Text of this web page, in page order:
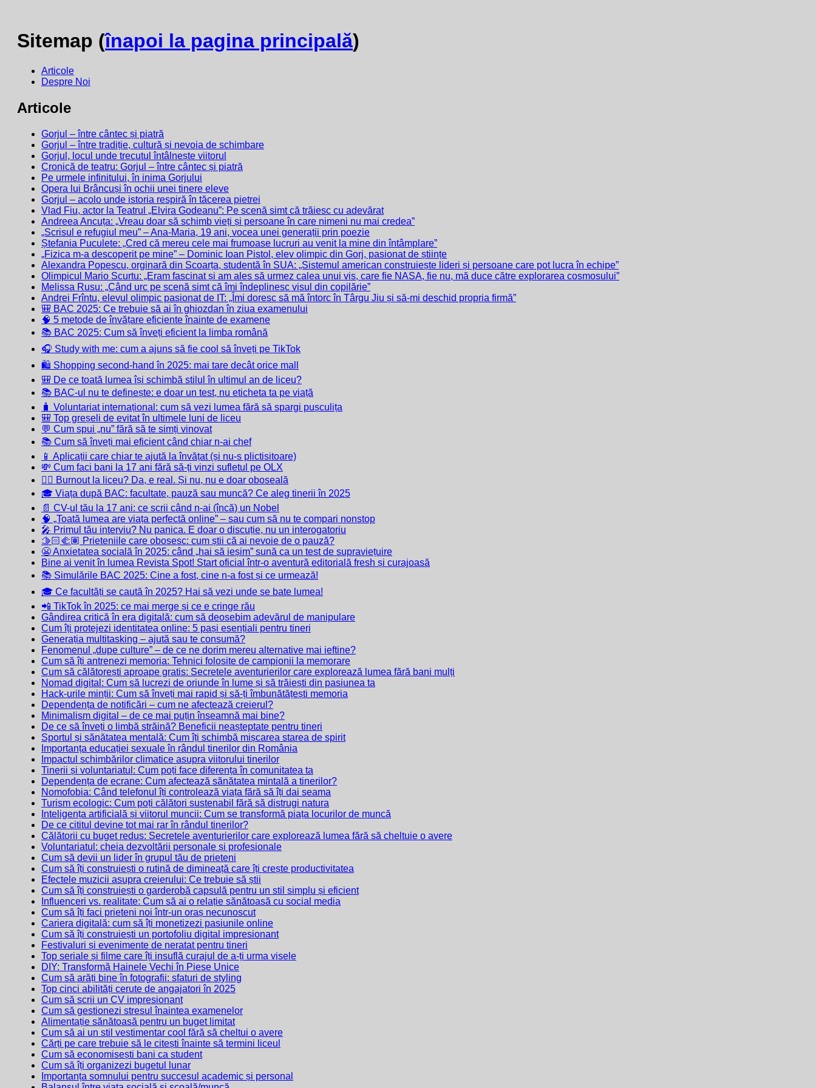
Sitemap (înapoi la pagina principală)
Articole
Despre Noi
Articole
Gorjul – între cântec și piatră
Gorjul – între tradiție, cultură și nevoia de schimbare
Gorjul, locul unde trecutul întâlnește viitorul
Cronică de teatru: Gorjul – între cântec și piatră
Pe urmele infinitului, în inima Gorjului
Opera lui Brâncuși în ochii unei tinere eleve
Gorjul – acolo unde istoria respiră în tăcerea pietrei
Vlad Fiu, actor la Teatrul „Elvira Godeanu”: Pe scenă simt că trăiesc cu adevărat
Andreea Ancuța: „Vreau doar să schimb vieți și persoane în care nimeni nu mai credea”
„Scrisul e refugiul meu” – Ana-Maria, 19 ani, vocea unei generații prin poezie
Ștefania Puculete: „Cred că mereu cele mai frumoase lucruri au venit la mine din întâmplare”
„Fizica m-a descoperit pe mine” – Dominic Ioan Pistol, elev olimpic din Gorj, pasionat de științe
Alexandra Popescu, orginară din Scoarța, studentă în SUA: „Sistemul american construiește lideri și persoane care pot lucra în echipe”
Olimpicul Mario Scurtu: „Eram fascinat și am ales să urmez calea unui vis, care fie NASA, fie nu, mă duce către explorarea cosmosului”
Melissa Rusu: „Când urc pe scenă simt că îmi îndeplinesc visul din copilărie”
Andrei Frîntu, elevul olimpic pasionat de IT: „Îmi doresc să mă întorc în Târgu Jiu și să-mi deschid propria firmă”
🎒 BAC 2025: Ce trebuie să ai în ghiozdan în ziua examenului
🧠 5 metode de învățare eficiente înainte de examene
📚 BAC 2025: Cum să înveți eficient la limba română
🎧 Study with me: cum a ajuns să fie cool să înveți pe TikTok
🛍️ Shopping second-hand în 2025: mai tare decât orice mall
🎒 De ce toată lumea își schimbă stilul în ultimul an de liceu?
📚 BAC-ul nu te definește: e doar un test, nu eticheta ta pe viață
🧳 Voluntariat internațional: cum să vezi lumea fără să spargi pușculița
🎒 Top greșeli de evitat în ultimele luni de liceu
💬 Cum spui „nu” fără să te simți vinovat
📚 Cum să înveți mai eficient când chiar n-ai chef
📱 Aplicații care chiar te ajută la învățat (și nu-s plictisitoare)
💸 Cum faci bani la 17 ani fără să-ți vinzi sufletul pe OLX
😵‍💫 Burnout la liceu? Da, e real. Și nu, nu e doar oboseală
🎓 Viața după BAC: facultate, pauză sau muncă? Ce aleg tinerii în 2025
📄 CV-ul tău la 17 ani: ce scrii când n-ai (încă) un Nobel
🧠 „Toată lumea are viața perfectă online” – sau cum să nu te compari nonstop
🎤 Primul tău interviu? Nu panica. E doar o discuție, nu un interogatoriu
🫱🏻‍🫲🏽 Prieteniile care obosesc: cum știi că ai nevoie de o pauză?
😬 Anxietatea socială în 2025: când „hai să ieșim” sună ca un test de supraviețuire
Bine ai venit în lumea Revista Spot! Start oficial într-o aventură editorială fresh și curajoasă
📚 Simulările BAC 2025: Cine a fost, cine n-a fost și ce urmează!
🎓 Ce facultăți se caută în 2025? Hai să vezi unde se bate lumea!
📲 TikTok în 2025: ce mai merge și ce e cringe rău
Gândirea critică în era digitală: cum să deosebim adevărul de manipulare
Cum îți protejezi identitatea online: 5 pași esențiali pentru tineri
Generația multitasking – ajută sau te consumă?
Fenomenul „dupe culture” – de ce ne dorim mereu alternative mai ieftine?
Cum să îți antrenezi memoria: Tehnici folosite de campionii la memorare
Cum să călătorești aproape gratis: Secretele aventurierilor care explorează lumea fără bani mulți
Nomad digital: Cum să lucrezi de oriunde în lume și să trăiești din pasiunea ta
Hack-urile minții: Cum să înveți mai rapid și să-ți îmbunătățești memoria
Dependența de notificări – cum ne afectează creierul?
Minimalism digital – de ce mai puțin înseamnă mai bine?
De ce să înveți o limbă străină? Beneficii neașteptate pentru tineri
Sportul și sănătatea mentală: Cum îți schimbă mișcarea starea de spirit
Importanța educației sexuale în rândul tinerilor din România
Impactul schimbărilor climatice asupra viitorului tinerilor
Tinerii și voluntariatul: Cum poți face diferența în comunitatea ta
Dependența de ecrane: Cum afectează sănătatea mintală a tinerilor?
Nomofobia: Când telefonul îți controlează viața fără să îți dai seama
Turism ecologic: Cum poți călători sustenabil fără să distrugi natura
Inteligența artificială și viitorul muncii: Cum se transformă piața locurilor de muncă
De ce cititul devine tot mai rar în rândul tinerilor?
Călătorii cu buget redus: Secretele aventurierilor care explorează lumea fără să cheltuie o avere
Voluntariatul: cheia dezvoltării personale și profesionale
Cum să devii un lider în grupul tău de prieteni
Cum să îți construiești o rutină de dimineață care îți crește productivitatea
Efectele muzicii asupra creierului: Ce trebuie să știi
Cum să îți construiești o garderobă capsulă pentru un stil simplu și eficient
Influenceri vs. realitate: Cum să ai o relație sănătoasă cu social media
Cum să îți faci prieteni noi într-un oraș necunoscut
Cariera digitală: cum să îți monetizezi pasiunile online
Cum să îți construiești un portofoliu digital impresionant
Festivaluri și evenimente de neratat pentru tineri
Top seriale și filme care îți insuflă curajul de a-ți urma visele
DIY: Transformă Hainele Vechi în Piese Unice
Cum să arăți bine în fotografii: sfaturi de styling
Top cinci abilități cerute de angajatori în 2025
Cum să scrii un CV impresionant
Cum să gestionezi stresul înaintea examenelor
Alimentație sănătoasă pentru un buget limitat
Cum să ai un stil vestimentar cool fără să cheltui o avere
Cărți pe care trebuie să le citești înainte să termini liceul
Cum să economisești bani ca student
Cum să îți organizezi bugetul lunar
Importanța somnului pentru succesul academic și personal